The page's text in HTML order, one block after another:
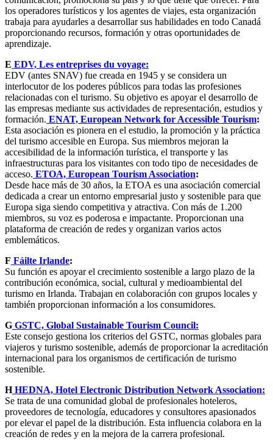
los operadores turísticos y los agentes de viajes, esta organización
trabaja para ayudarles a desarrollar sus habilidades en todo Canadá
proporcionando recursos, formación y otras oportunidades de
aprendizaje.
E EDV, Les entreprises du voyage:
EDV (antes SNAV) fue creada en 1945 y se considera un
interlocutor de los poderes públicos para todas las profesiones
relacionadas con el turismo. Su objetivo es apoyar el desarrollo de
las empresas mediante sus actividades de representación, estudios y
formación. ENAT, European Network for Accessible Tourism:
Esta asociación es pionera en el estudio, la promoción y la práctica
del turismo accesible en Europa. Sus miembros mejoran la
accesibilidad de la información turística, el transporte y las
infraestructuras para los visitantes con todo tipo de necesidades de
acceso. ETOA, European Tourism Association:
Desde hace más de 30 años, la ETOA es una asociación comercial
dedicada a crear un entorno empresarial justo y sostenible para que
Europa siga siendo competitiva y atractiva. Con más de 1.200
miembros, su voz es poderosa e impactante. Proporcionan una
plataforma de creación de redes y organizan varios actos
emblemáticos.
F Fáilte Irlande:
Su función es apoyar el crecimiento sostenible a largo plazo de la
contribución económica, social, cultural y medioambiental del
turismo en Irlanda. Trabajan en colaboración con grupos locales y
también proporcionan información a los consumidores.
G GSTC, Global Sustainable Tourism Council:
Este consejo gestiona los criterios del GSTC, normas globales para
viajeros y turismo sostenible, además de proporcionar la acreditación
internacional para los organismos de certificación de turismo
sostenible.
H HEDNA, Hotel Electronic Distribution Network Association:
Se trata de una comunidad global de profesionales hoteleros,
proveedores de tecnología, educadores y consultores apasionados
por elevar el papel de la distribución. Esta influencia colabora en la
creación de redes y en la mejora de la carrera profesional.